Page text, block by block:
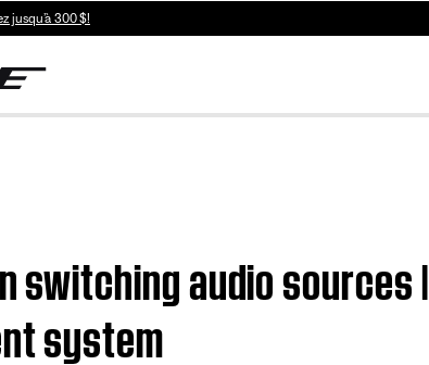
jusqu’à 300 $!
switching audio sources |
system